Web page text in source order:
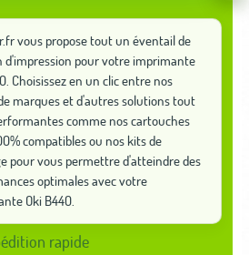
vous propose tout un éventail de
d'impression pour votre imprimante
Choisissez en un clic entre nos
marques et d'autres solutions tout
comme nos cartouches
compatibles ou nos kits de
pour vous permettre d'atteindre des
optimales avec votre
Oki B440.
rapide